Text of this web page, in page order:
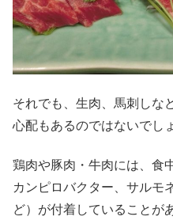
それでも、生肉、馬刺しな
心配もあるのではないでし
鶏肉や豚肉・牛肉には、食
カンピロバクター、サルモ
ど）が付着していることが